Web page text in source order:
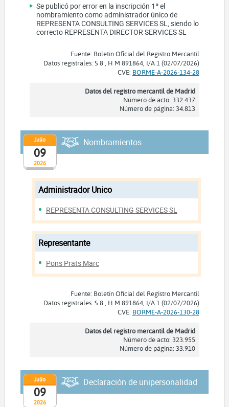
Se publicó por error en la inscripción 1ª el
nombramiento como administrador único de
REPRESENTA CONSULTING SERVICES SL, siendo lo
correcto REPRESENTA DIRECTOR SERVICES SL
Fuente: Boletín Oficial del Registro Mercantil
Datos registrales: S 8 , H M 891864, I/A 1 (02/07/2026)
CVE: BORME-A-2026-134-28
Datos del registro mercantil de Madrid
Número de acto: 332.437
Número de página: 34.813
2026
Julio
09
Nombramientos
Administrador Unico
REPRESENTA CONSULTING SERVICES SL
Representante
Pons Prats Marc
Fuente: Boletín Oficial del Registro Mercantil
Datos registrales: S 8 , H M 891864, I/A 1 (02/07/2026)
CVE: BORME-A-2026-130-28
Datos del registro mercantil de Madrid
Número de acto: 323.955
Número de página: 33.910
2026
Julio
09
Declaración de unipersonalidad